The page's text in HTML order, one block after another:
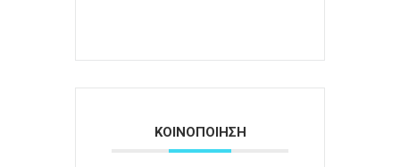
ΚΟΙΝΟΠΟΙΗΣΗ